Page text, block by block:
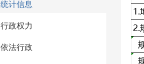
统计信息
行政权力
依法行政